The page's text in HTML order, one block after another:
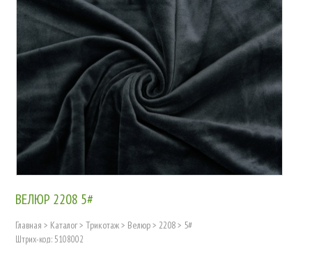
ВЕЛЮР 2208 5#
Главная > Каталог> Трикотаж> Велюр> 2208> 5#
Штрих-код: 5108002